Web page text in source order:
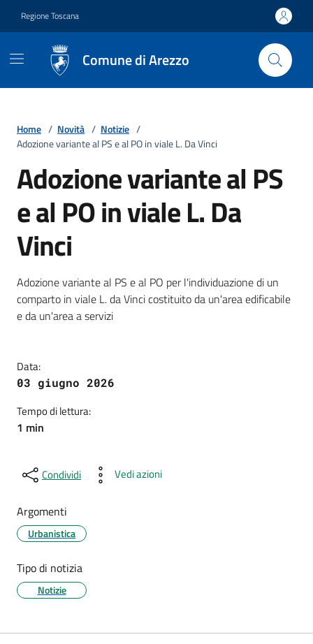
Regione Toscana
Comune di Arezzo
Home / Novità / Notizie /
Adozione variante al PS e al PO in viale L. Da Vinci
Adozione variante al PS
e al PO in viale L. Da
Vinci
Dettagli della notizia
Adozione variante al PS e al PO per l'individuazione di un
comparto in viale L. da Vinci costituito da un'area edificabile
e da un'area a servizi
Data:
03 giugno 2026
Tempo di lettura:
1 min
Condividi Vedi azioni
Argomenti
Urbanistica
Tipo di notizia
Notizie